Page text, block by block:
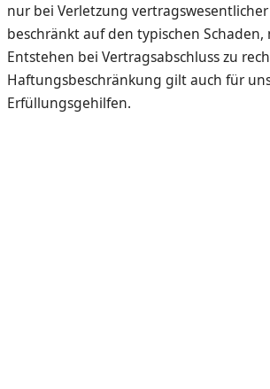
nur bei Verletzung
beschränkt auf den typischen Schaden,
Entstehen bei Vertragsabschluss zu
Haftungsbeschränkung gilt auch für
Erfüllungsgehilfen.